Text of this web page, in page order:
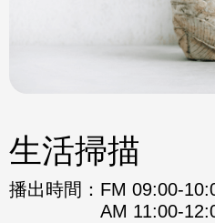
生活掃描
播出時間： FM 09:00-
AM 11:00-